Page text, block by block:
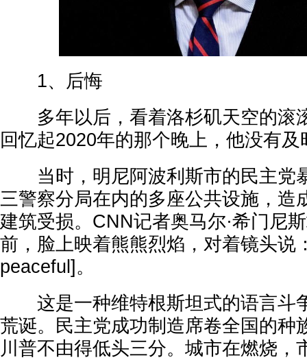
1、后悔
多年以后，看着洛杉矶天空的滚
回忆起2020年的那个晚上，他没有及
当时，明尼阿波利斯市的民主党
三警察分局在内的多座公共设施，造
建筑受损。CNN记者奥马尔·希门尼
前，脸上映着熊熊烈焰，对着镜头说
peaceful]。
这是一种维特根斯坦式的语言斗
荒诞。民主党成功制造席卷全国的种
川普不由得低头三分。城市在燃烧，